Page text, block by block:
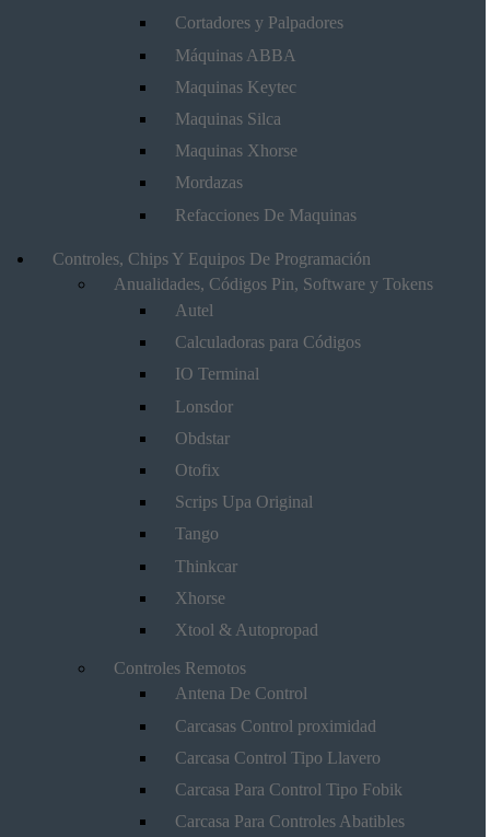
Cortadores y Palpadores
Máquinas ABBA
Maquinas Keytec
Maquinas Silca
Maquinas Xhorse
Mordazas
Refacciones De Maquinas
Controles, Chips Y Equipos De Programación
Anualidades, Códigos Pin, Software y Tokens
Autel
Calculadoras para Códigos
IO Terminal
Lonsdor
Obdstar
Otofix
Scrips Upa Original
Tango
Thinkcar
Xhorse
Xtool & Autopropad
Controles Remotos
Antena De Control
Carcasas Control proximidad
Carcasa Control Tipo Llavero
Carcasa Para Control Tipo Fobik
Carcasa Para Controles Abatibles